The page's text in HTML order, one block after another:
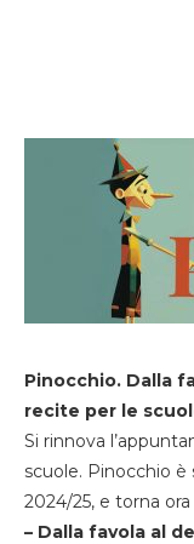
Pinocchio. Dalla
recite per le
Si rinnova
scuole. Pinocchio
2024/25, e torna
– Dalla favola al